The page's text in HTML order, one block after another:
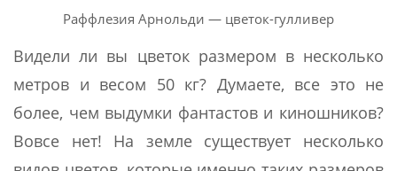
Раффлезия Арнольди — цветок-гулливер
Видели ли вы цветок размером в несколько
метров и весом 50 кг? Думаете, все это не
более, чем выдумки фантастов и киношников?
Вовсе нет! На земле существует несколько